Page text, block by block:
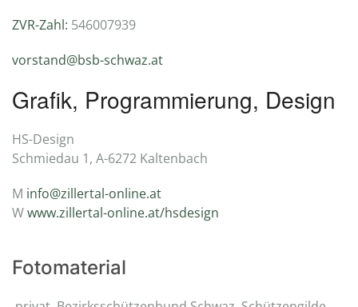
ZVR-Zahl: 546007939
vorstand@bsb-schwaz.at
Grafik, Programmierung, Design
HS-Design
Schmiedau 1, A-6272 Kaltenbach
M info@zillertal-online.at
Wwww.zillertal-online.at/hsdesign
Fotomaterial